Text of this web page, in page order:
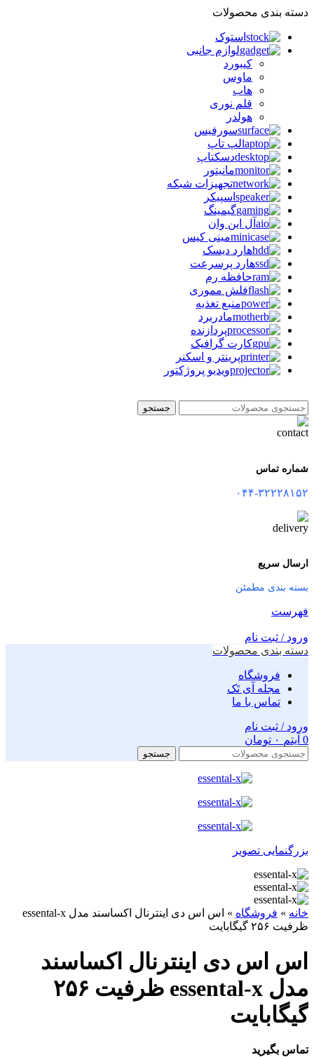
دسته بندی محصولات
استوک
لوازم جانبی
کیبورد
ماوس
هاب
قلم نوری
هولدر
سورفیس
لپ تاپ
دسکتاپ
مانیتور
تجهیزات شبکه
اسپیکر
گیمینگ
آل این وان
مینی کیس
هارد دیسک
هارد پرسرعت
حافظه رم
فلش مموری
منبع تغذیه
مادربرد
پردازنده
کارت گرافیک
پرینتر و اسکنر
ویدیو پروژکتور
جستجو
شماره تماس
۰۴۴-۳۲۲۲۸۱۵۲
ارسال سریع
بسته بندی مطمئن
فهرست
ورود / ثبت نام
دسته بندی محصولات
فروشگاه
مجله آی تَک
تماس با ما
ورود / ثبت نام
0 آیتم ۰ تومان
جستجو
بزرگنمایی تصویر
خانه » فروشگاه »
اس اس دی اینترنال اکساسند مدل essental-x
ظرفیت ۲۵۶ گیگابایت
اس اس دی اینترنال اکساسند
مدل essental-x ظرفیت ۲۵۶
گیگابایت
تماس بگیرید